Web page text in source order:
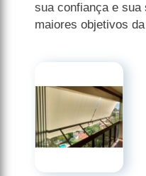
sua confiança e sua
maiores objetivos